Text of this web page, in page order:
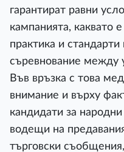
гарантират равни
кампанията, каквато
практика и
съревнование между
Във връзка с това
внимание и върху
кандидати за
водещи на
търговски